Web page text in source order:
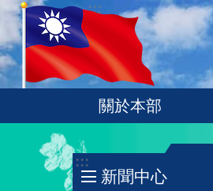
跳到主要內容區塊
:::
關於本部
:::
新聞中心